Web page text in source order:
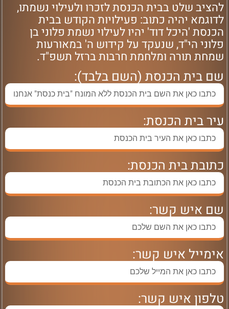
להציב שלט בבית הכנסת לזכרו ולעילוי נשמתו,
לדוגמא יהיה כתוב: פעילויות הקודש בבית
הכנסת 'היכל דוד' יהיו לעילוי נשמת פלוני בן
פלוני הי"ד, שנעקד על קידוש ה' במאורעות
שמחת תורה ומלחמת חרבות ברזל תשפ"ד.
שם בית הכנסת (השם בלבד):
עיר בית הכנסת:
כתובת בית הכנסת:
שם איש קשר:
אימייל איש קשר:
טלפון איש קשר: